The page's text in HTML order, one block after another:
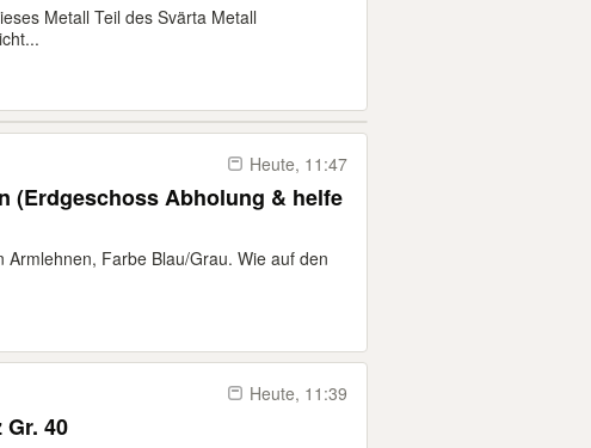
Metall Teil des Svärta Metall
Heute, 11:47
Abholung & helfe
Armlehnen, Farbe Blau/Grau. Wie auf den
Heute, 11:39
40